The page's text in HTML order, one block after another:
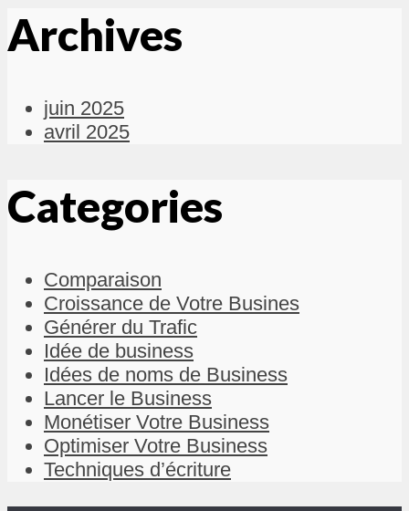
Archives
juin 2025
avril 2025
Categories
Comparaison
Croissance de Votre Busines
Générer du Trafic
Idée de business
Idées de noms de Business
Lancer le Business
Monétiser Votre Business
Optimiser Votre Business
Techniques d’écriture